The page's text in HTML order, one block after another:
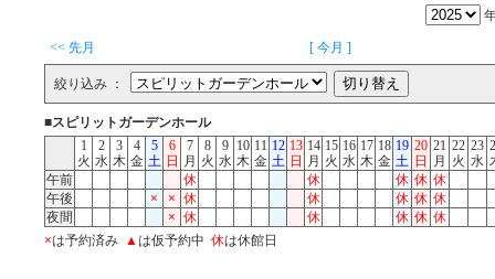
<< 先月 [ 今月 ]
絞り込み ：
■スピリットガーデンホール
1
火
2
水
3
木
4
金
5
土
6
日
7
月
8
火
9
水
10
木
11
金
12
土
13
日
14
月
15
火
16
水
17
木
18
金
19
土
20
日
21
月
22
火
23
水
午前
休 休 休 休 休
午後
× × 休 休 休 休 休
夜間
× 休 休 休 休 休
×は予約済み ▲は仮予約中 休は休館日